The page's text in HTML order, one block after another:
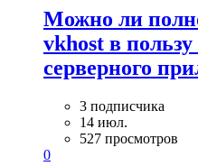
Можно ли
vkhost в
серверного
3 подписчика
14 июл.
527 просмотров
0